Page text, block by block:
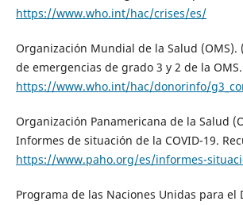
https://www.who.int/hac/crises/es/
Organización Mundial de la Salud (OMS).
de emergencias de grado 3 y 2 de la
https://www.who.int/hac/donorinfo/
Organización Panamericana de la Salud
Informes de situación de la COVID-19.
https://www.paho.org/es/informes-
Programa de las Naciones Unidas para el